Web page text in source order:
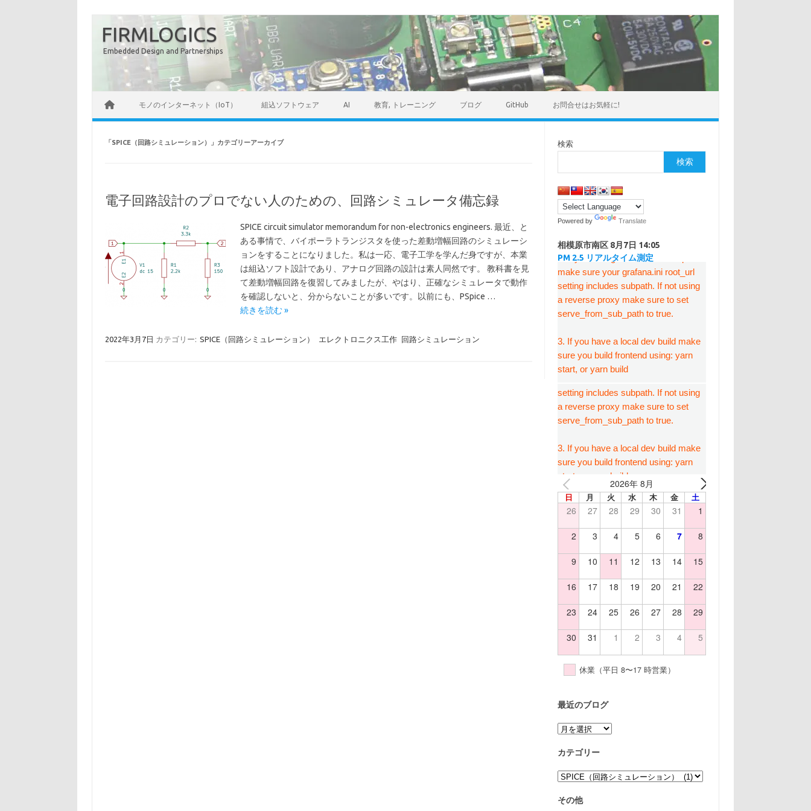
プ
FIRMLOGICS
Embedded Design and Partnerships
モノのインターネット（IoT） 組込ソフトウェア AI 教育, トレーニング ブログ GitHub お問合せはお気軽に!
「SPICE（回路シミュレーション） 」カテゴリーアーカイブ
電子回路設計のプロでない人のための、回路シミュレータ備忘録
SPICE circuit simulator memorandum for non-electronics engineers. 最近、と
ある事情で、バイポーラトランジスタを使った差動増幅回路のシミュレーシ
ョンをすることになりました。私は一応、電子工学を学んだ身ですが、本業
は組込ソフト設計であり、アナログ回路の設計は素人同然です。 教科書を見
て差動増幅回路を復習してみましたが、やはり、正確なシミュレータで動作
を確認しないと、分からないことが多いです。以前にも、PSpice …
続きを読む »
2022年3月7日 カテゴリー: SPICE（回路シミュレーション） エレクトロニクス工作 回路シミュレーション
検索
検索
Powered by Translate
相模原市南区 8月7日 14:05
PM 2.5 リアルタイム測定
2026年 8月
日 月 火 水 木 金 土
26 27 28 29 30 31 1
2 3 4 5 6 7 8
9 10 11 12 13 14 15
16 17 18 19 20 21 22
23 24 25 26 27 28 29
30 31 1 2 3 4 5
休業（平日 8〜17 時営業）
最近のブログ
ア
カ
ブ
カテゴリー
カ
ゴ
その他